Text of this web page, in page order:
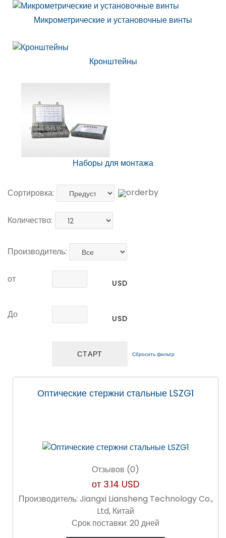
Микрометрические и установочные винты
Кронштейны
Наборы для монтажа
Сортировка:
Количество:
Производитель:
от USD
До USD
Сбросить фильтр
Оптические стержни стальные LSZG1
Отзывов (0)
от 3.14 USD
Производитель: Jiangxi Liansheng Technology Co.,
Ltd, Китай
Срок поставки: 20 дней